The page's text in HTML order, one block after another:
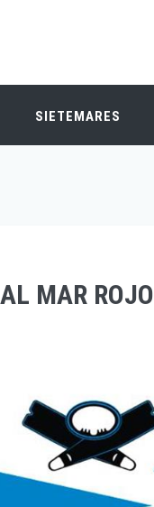
SIETEMARES
MAR ROJO